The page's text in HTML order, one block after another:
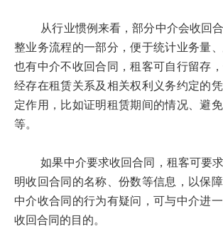
从行业惯例来看，部分中介会收回合
整业务流程的一部分，便于统计业务量
也有中介不收回合同，租客可自行留存
经存在租赁关系及相关权利义务约定的
定作用，比如证明租赁期间的情况、避
等。
如果中介要求收回合同，租客可要求
明收回合同的名称、份数等信息，以保
中介收合同的行为有疑问，可与中介进
收回合同的目的。